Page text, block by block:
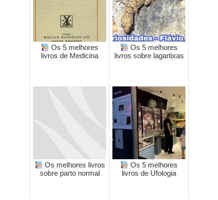
Os 5 melhores
livros de Medicina
Os 5 melhores
livros sobre lagartixas
Os melhores livros
sobre parto normal
Os 5 melhores
livros de Ufologia